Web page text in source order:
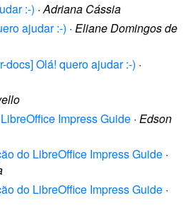
:-) ·Adriana Cássia
ajudar :-) · Eliane Domingos de
docs] Olá! quero ajudar :-) ·
Impress Guide · Edson
do LibreOffice Impress Guide ·
do LibreOffice Impress Guide ·